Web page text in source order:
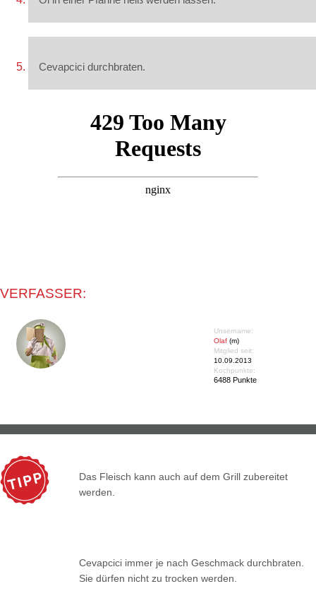
Cevapcici durchbraten.
VERFASSER:
Unsername:
Olaf (m)
Mitglied seit:
10.09.2013
Kochpunkte:
6488 Punkte
Das Fleisch kann auch auf dem Grill zubereitet
werden.
Cevapcici immer je nach Geschmack durchbraten.
Sie dürfen nicht zu trocken werden.